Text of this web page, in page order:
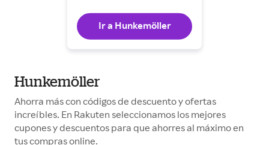
Ir a Hunkemöller
Hunkemöller
Ahorra más con códigos de descuento y ofertas
increíbles. En Rakuten seleccionamos los mejores
cupones y descuentos para que ahorres al máximo en
tus compras online.